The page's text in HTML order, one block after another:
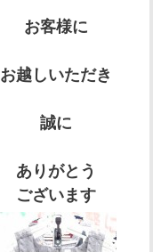
お客様に
お越しいただき
誠に
ありがとう
ございます